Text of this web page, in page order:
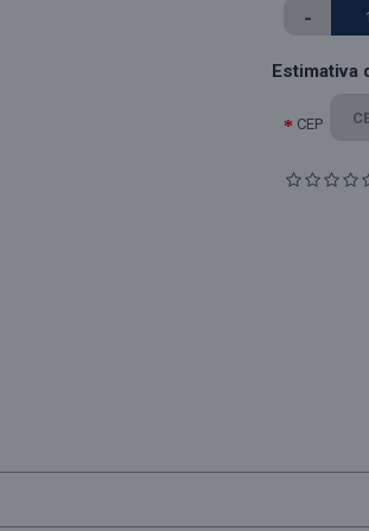
-
Estimativa
CEP